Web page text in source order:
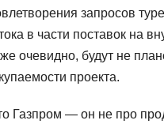
запросов
в части поставок на
очевидно, будут не
проекта.
Газпром — он не про